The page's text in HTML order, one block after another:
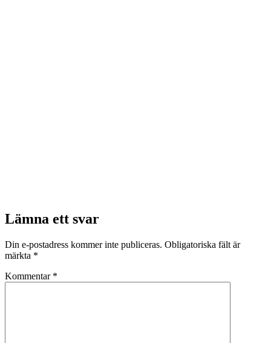
Lämna ett svar
Din e-postadress kommer inte publiceras. Obligatoriska fält är
märkta *
Kommentar *